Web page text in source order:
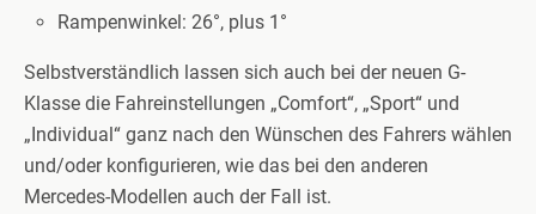
Rampenwinkel: 26°, plus 1°
Selbstverständlich lassen sich auch bei der neuen G-
Klasse die Fahreinstellungen „Comfort“, „Sport“ und
„Individual“ ganz nach den Wünschen des Fahrers wählen
und/oder konfigurieren, wie das bei den anderen
Mercedes-Modellen auch der Fall ist.